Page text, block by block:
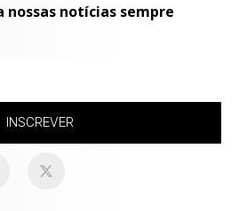
nossas notícias sempre
INSCREVER